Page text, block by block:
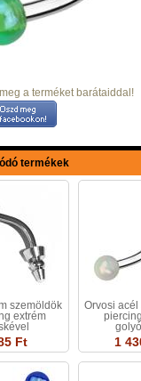
a terméket barátaiddal!
termékek
szemöldök
extrém
Ft
Orvosi
1